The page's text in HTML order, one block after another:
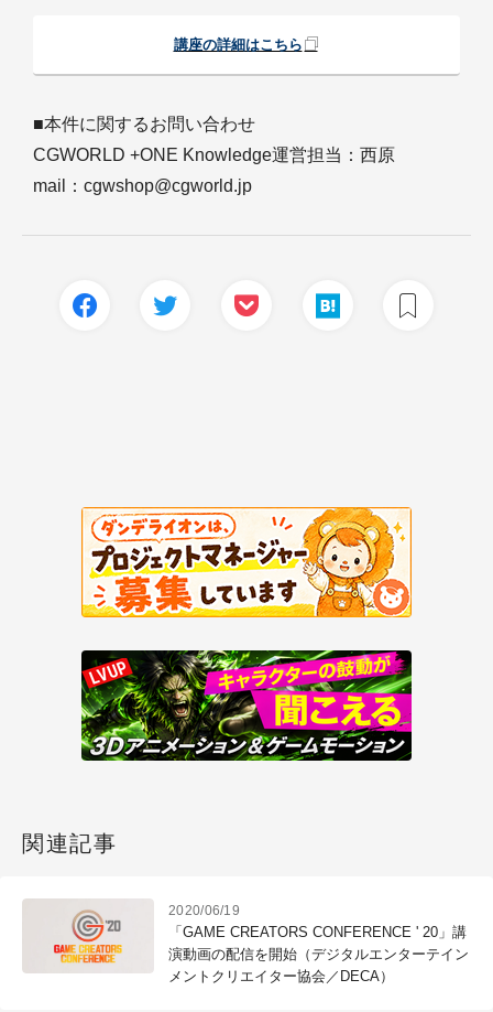
講座の詳細はこちら
■本件に関するお問い合わせ
CGWORLD +ONE Knowledge運営担当：西原
mail：cgwshop@cgworld.jp
関連記事
2020/06/19
「GAME CREATORS CONFERENCE ' 20」講
演動画の配信を開始（デジタルエンターテイン
メントクリエイター協会／DECA）